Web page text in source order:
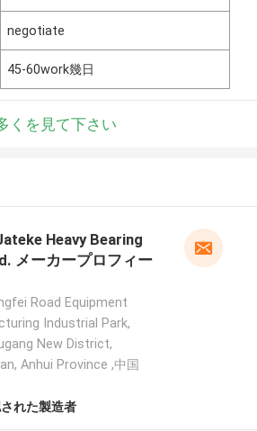
negotiate
45-60work幾日
くを見て下さい
Heavy Bearing
メーカープロフィー
Road Equipment
Industrial Park,
New District,
Anhui Province ,中国
れた製造者